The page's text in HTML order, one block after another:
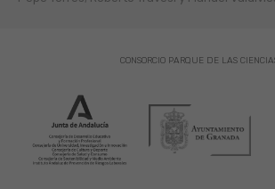
CONSORCIO PARQUE DE LAS